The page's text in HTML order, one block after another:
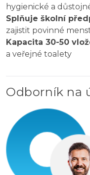
hygienické a
Splňuje školní
zajistit povinné
Kapacita 30-50
a veřejné toalety
Odborník na